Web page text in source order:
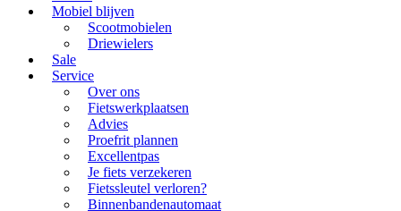
Mobiel blijven
Scootmobielen
Driewielers
Sale
Service
Over ons
Fietswerkplaatsen
Advies
Proefrit plannen
Excellentpas
Je fiets verzekeren
Fietssleutel verloren?
Binnenbandenautomaat